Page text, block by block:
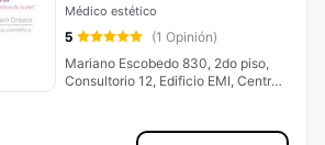
Médico estético
5
(1 Opinión)
Mariano Escobedo 830, 2do piso,
Consultorio 12, Edificio EMI, Centro,